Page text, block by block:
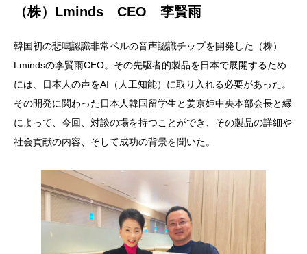
（株）Lminds CEO 李賢雨
韓国初の悲鳴認識非常ベルの音声認識チップを開発した（株）
Lmindsの李賢雨CEO。その先駆者的製品を日本で展開するため
には、日本人の声をAI（人工知能）に取り入れる必要があった。
その開発に関わった日本人韓国留学生と姜京姫中央本部会長と縁
によって、今回、対談の場を持つことができ、その製品の詳細や
社会貢献の内容、そして成功の背景を聞いた。